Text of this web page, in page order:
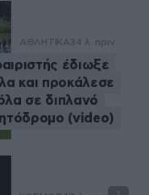
ΑΘΛΗΤΙΚΑ34 λ. πριν
έδιωξε
και προκάλεσε
σε διπλανό
(video)